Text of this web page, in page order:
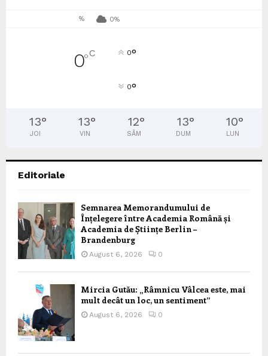
% 0%
0°C 0°
0°
13°
JOI
13°
VIN
12°
SÂM
13°
DUM
10°
LUN
Editoriale
Semnarea Memorandumului de
Înțelegere între Academia Română și
Academia de Științe Berlin –
Brandenburg
August 6, 2026 0
Mircia Gutău: „Râmnicu Vâlcea este, mai
mult decât un loc, un sentiment”
August 6, 2026 0